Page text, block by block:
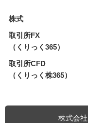
株式
取引所FX
（くりっく365）
取引所CFD
（くりっく株365）
株式会